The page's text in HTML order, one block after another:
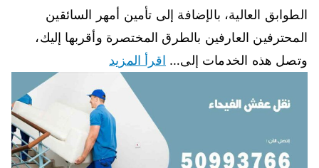
الطوابق العالية، بالإضافة إلى تأمين أمهر السائقين
المحترفين العارفين بالطرق المختصرة وأقربها إليك،
وتصل هذه الخدمات إلى… اقرأ المزيد